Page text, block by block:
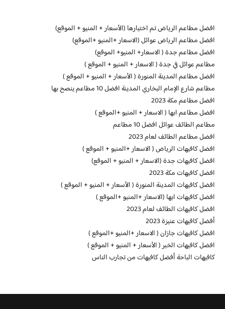
افضل مطاعم الرياض تم اختيارها (الأسعار + المنيو + الموقع)
افضل مطاعم الرياض عوائل (الاسعار +المنيو +الموقع)
افضل مطاعم جدة ( الاسعار+ المنيو+ الموقع)
مطاعم عوائل في جدة ( الاسعار + المنيو + الموقع )
افضل مطاعم المدينة المنورة ( الأسعار + المنيو + الموقع )
مطاعم شارع الإمام البخاري المدينة افضل 10 مطاعم ينصح بها
افضل مطاعم مكة 2023
افضل مطاعم ابها ( الاسعار + المنيو +الموقع )
مطاعم الطائف عوائل افضل 10 مطاعم
افضل مطاعم الطائف لعام 2023
افضل كافيهات الرياض ( الاسعار +المنيو + الموقع )
افضل كافيهات جدة (الاسعار + المنيو + الموقع)
افضل كافيهات مكة 2023
افضل كافيهات المدينة المنورة ( الأسعار + المنيو + الموقع )
افضل كافيهات ابها (الاسعار +المنيو +الموقع )
افضل كافيهات الطائف لعام 2023
أفضل كافيهات عنيزة 2023
افضل كافيهات جازان ( الاسعار +المنيو +الموقع )
افضل كافيهات الخبر ( الأسعار + المنيو + الموقع )
كافيهات الباحة أفضل كافيهات من تجارب الناس